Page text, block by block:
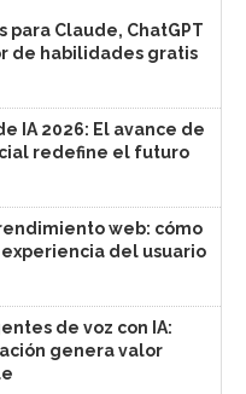
para Claude, ChatGPT
de habilidades gratis
IA 2026: El avance de
redefine el futuro
web: cómo
del usuario
de voz con IA:
genera valor